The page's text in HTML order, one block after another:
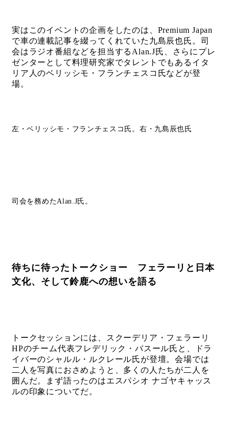
実はこのイベントの企画をしたのは、Premium Japan
で車の連載記事を綴ってくれていた九島辰也氏。司
会はラジオ番組などを担当するAlan.J氏、さらにプレ
ゼンターとして料理研究家でタレントでもあるイタ
リア人のベリッシモ・フランチェスコ氏などが登
場。
左・ベリッシモ・フランチェスコ氏。右・九島辰也氏
司会を務めたAlan.J氏。
待ちに待ったトークショー フェラーリと日本
文化、そして鈴鹿への想いを語る
トークセッションには、スクーデリア・フェラーリ
HPのチーム代表フレデリック・バスール氏と、ドラ
イバーのシャルル・ルクレール氏が登壇。会場では
二人を写真におさめようと、多くの人たちが二人を
囲んだ。まず語ったのはエスパシオ ナゴヤキャッス
ルの印象についてだ。